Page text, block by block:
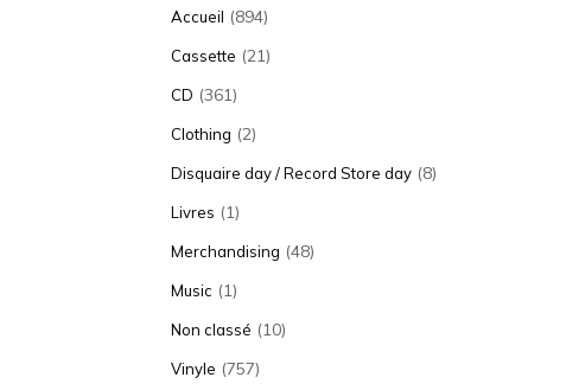
Accueil (894)
Cassette (21)
CD (361)
Clothing (2)
Disquaire day / Record Store day (8)
Livres (1)
Merchandising (48)
Music (1)
Non classé (10)
Vinyle (757)